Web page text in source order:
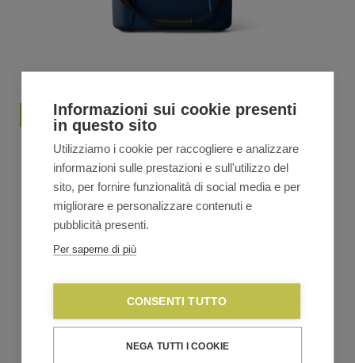
Yeti ROADIE 24 Ghiacciaia 22,3L – navy
€ 250,00
Informazioni sui cookie presenti
in questo sito
Utilizziamo i cookie per raccogliere e analizzare
informazioni sulle prestazioni e sull'utilizzo del
sito, per fornire funzionalità di social media e per
migliorare e personalizzare contenuti e
pubblicità presenti.
Per saperne di più
CONSENTI TUTTO
NEGA TUTTI I COOKIE